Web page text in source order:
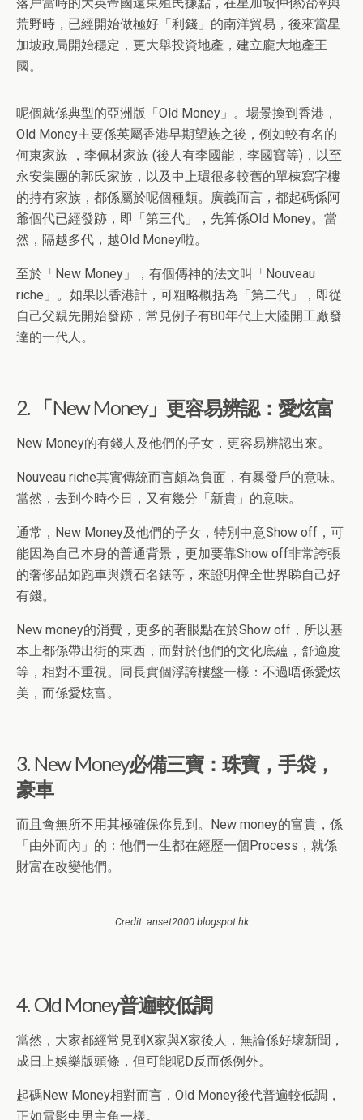
荒野時，已經開始做極好「利錢」的南洋貿易，後來當星
加坡政局開始穩定，更大舉投資地產，建立龐大地產王
國。
呢個就係典型的亞洲版「Old Money」。場景換到香港，
Old Money主要係英屬香港早期望族之後，例如較有名的
何東家族 ，李佩材家族 (後人有李國能，李國寶等)，以至
永安集團的郭氏家族，以及中上環很多較舊的單棟寫字樓
的持有家族，都係屬於呢個種類。廣義而言，都起碼係阿
爺個代已經發跡，即「第三代」，先算係Old Money。當
然，隔越多代，越Old Money啦。
至於「New Money」，有個傳神的法文叫「Nouveau
riche」。如果以香港計，可粗略概括為「第二代」，即從
自己父親先開始發跡，常見例子有80年代上大陸開工廠發
達的一代人。
2. 「New Money」更容易辨認：愛炫富
New Money的有錢人及他們的子女，更容易辨認出來。
Nouveau riche其實傳統而言頗為負面，有暴發戶的意味。
當然，去到今時今日，又有幾分「新貴」的意味。
通常，New Money及他們的子女，特別中意Show off，可
能因為自己本身的普通背景，更加要靠Show off非常誇張
的奢侈品如跑車與鑽石名錶等，來證明俾全世界睇自己好
有錢。
New money的消費，更多的著眼點在於Show off，所以基
本上都係帶出街的東西，而對於他們的文化底蘊，舒適度
等，相對不重視。同長實個浮誇樓盤一樣：不過唔係愛炫
美，而係愛炫富。
3. New Money必備三寶：珠寶，手袋，
豪車
而且會無所不用其極確保你見到。New money的富貴，係
「由外而內」的：他們一生都在經歷一個Process，就係
財富在改變他們。
Credit: anset2000.blogspot.hk
4. Old Money普遍較低調
當然，大家都經常見到X家與X家後人，無論係好壞新聞，
成日上娛樂版頭條，但可能呢D反而係例外。
起碼New Money相對而言，Old Money後代普遍較低調，
正如電影中男主角一樣。